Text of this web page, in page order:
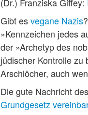
Gibt esvegane Nazis
»Kennzeichen jedes
der »Archetyp des
jüdischer Kontrolle zu
Arschlöcher, auch
Die gute Nachricht
Grundgesetz